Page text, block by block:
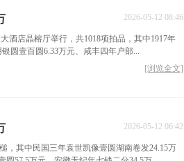
2026-05-12 08:46
酒店晶榕厅举行，共1018项拍品，其中1917年
圆壹百圆6.33万元、咸丰四年户部...
[浏览全文]
2026-05-12 06:42
，其中民国三年袁世凯像壹圆湖南卷发24.15万